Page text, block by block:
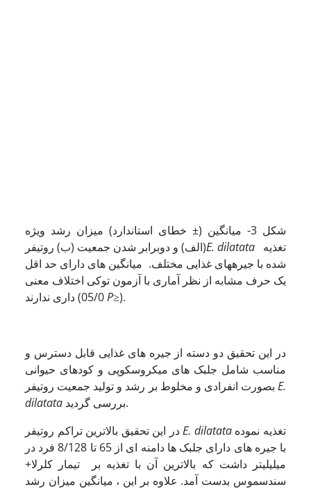
شکل 3- میانگین (± خطای استاندارد) میزان رشد ویژه
(الف) و دوبرابر شدن جمعیت (ب) روتیفرE. dilatata
شده با جیره­های غذایی مختلف. میانگین های دارای حد اقل
یک حرف مشابه از نظر آماری با آزمون توکی اختلاف معنی
P≥).
در این تحقیق دو دسته از جیره های غذایی قابل دسترس و
مناسب شامل جلبک های میکروسکوپی و کودهای حیوانی
بصورت انفرادی و مخلوط بر رشد و تولید جمعیت روتیفرE.
dilatata
بررسی گردید.
در این تحقیق بالاترین تراکم روتیفرE. dilatataتغذیه نموده
با جیره های دارای جلبک ها دامنه ای از 65 تا 8/128 فرد در
میلی­لیتر داشت که بالاترین آن با تغذیه بر تیمار کلرلا+
سندسموس بدست آمد. علاوه بر این ، میانگین میزان رشد